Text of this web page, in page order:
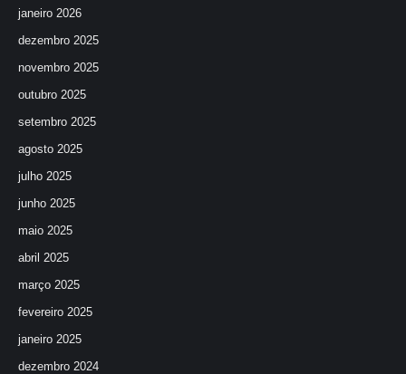
janeiro 2026
dezembro 2025
novembro 2025
outubro 2025
setembro 2025
agosto 2025
julho 2025
junho 2025
maio 2025
abril 2025
março 2025
fevereiro 2025
janeiro 2025
dezembro 2024